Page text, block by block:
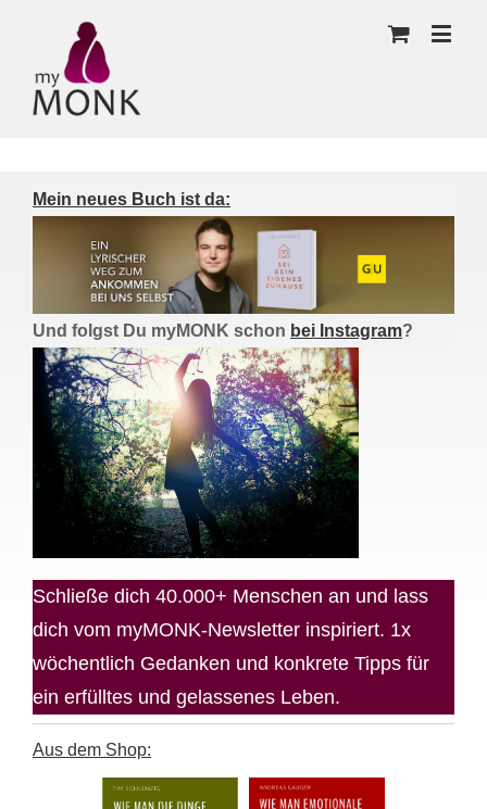
Mein neues Buch ist da:
Und folgst Du myMONK schon bei Instagram?
Schließe dich 40.000+ Menschen an und lass
dich vom myMONK-Newsletter inspiriert. 1x
wöchentlich Gedanken und konkrete Tipps für
ein erfülltes und gelassenes Leben.
Aus dem Shop: